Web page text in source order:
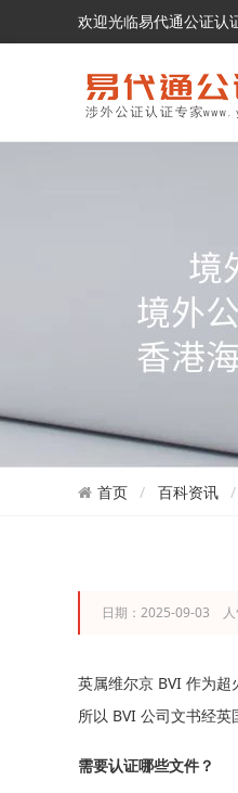
欢迎光临易代通公证认
首页 百科资讯
日期：2025-09-03 人
英属维尔京 BVI 作为超
所以 BVI 公司文书经英
需要认证哪些文件？